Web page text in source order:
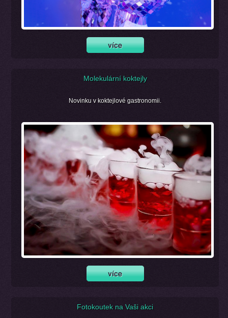
Molekulární koktejly
Novinku v koktejlové gastronomii.
Fotokoutek na Vaši akci